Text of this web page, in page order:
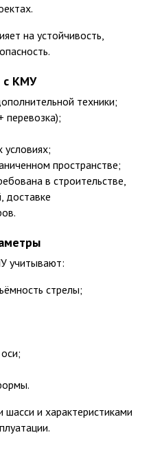
на устойчивость,
с КМУ
техники;
перевозка);
пространстве;
в строительстве,
доставке
учитывают:
стрелы;
и характеристиками